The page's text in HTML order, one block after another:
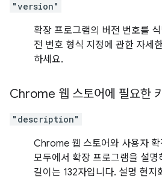
"version"
확장 프로그램의 버전 번호를
전 번호 형식 지정에 관한 자세
하세요.
Chrome 웹 스토어에 필요한 키
"description"
Chrome 웹 스토어와 사용자 확
모두에서 확장 프로그램을 설명
길이는 132자입니다. 설명 현지